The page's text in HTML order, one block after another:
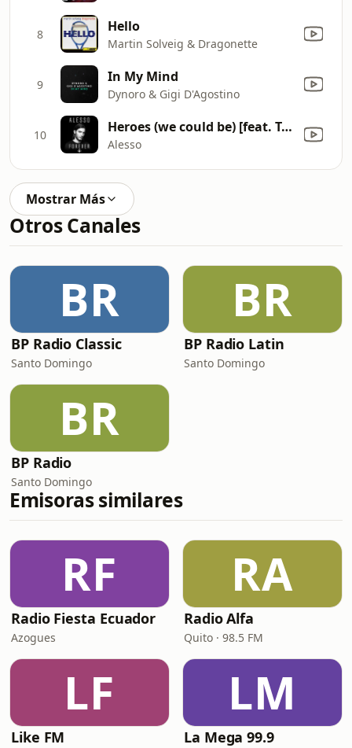
8 Hello
Martin Solveig & Dragonette
9 In My Mind
Dynoro & Gigi D'Agostino
10 Heroes (we could be) [feat. Tove Lo]
Alesso
Mostrar Más
Otros Canales
BR
BP Radio Classic
Santo Domingo
BR
BP Radio Latin
Santo Domingo
BR
BP Radio
Santo Domingo
Emisoras similares
RF
Radio Fiesta Ecuador
Azogues
RA
Radio Alfa
Quito · 98.5 FM
LF
Like FM
LM
La Mega 99.9